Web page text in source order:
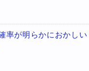
率が明らかにおかしい